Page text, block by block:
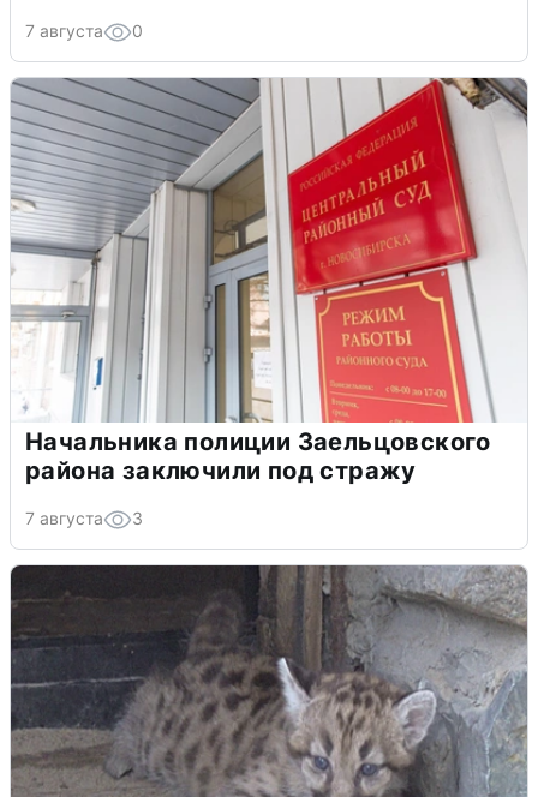
7 августа 0
Начальника полиции Заельцовского
района заключили под стражу
7 августа 3